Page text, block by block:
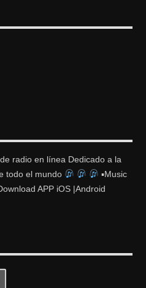
radio en línea Dedicado a la
todo el mundo
▪Music
APP iOS |Android